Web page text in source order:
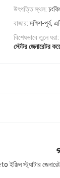
উৎপত্তি স্থল:
বাজার: দক্ষিণ-পূর্ব,
বিশেষভাবে তুলে ধরা:
স্টেটর জেনারেটর
স্ট্যাটার